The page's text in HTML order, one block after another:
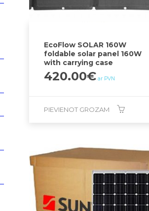
EcoFlow SOLAR 160W
foldable solar panel 160W
with carrying case
420.00€ ar PVN
PIEVIENOT GROZAM